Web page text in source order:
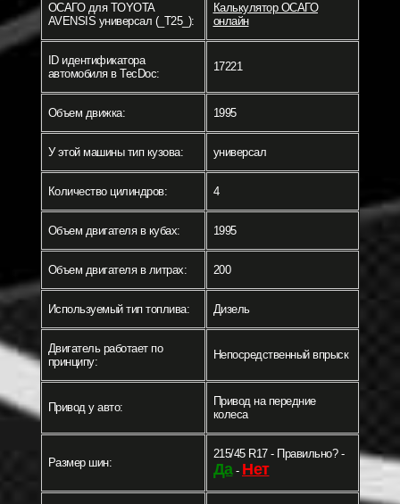
ОСАГО для TOYOTA
AVENSIS универсал (_T25_):
Калькулятор ОСАГО
онлайн
ID идентификатора
автомобиля в TecDoc:
17221
Объем движка: 1995
У этой машины тип кузова: универсал
Количество цилиндров: 4
Объем двигателя в кубах: 1995
Объем двигателя в литрах: 200
Используемый тип топлива: Дизель
Двигатель работает по
принципу:
Непосредственный впрыск
Привод у авто:
Привод на передние
колеса
Размер шин:
215/45 R17 - Правильно? -
Да- Нет